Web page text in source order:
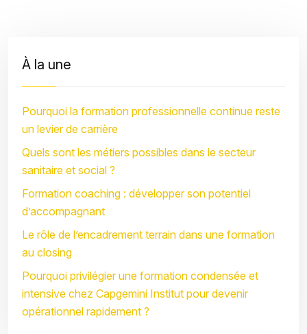
À la une
Pourquoi la formation professionnelle continue reste
un levier de carrière
Quels sont les métiers possibles dans le secteur
sanitaire et social ?
Formation coaching : développer son potentiel
d’accompagnant
Le rôle de l’encadrement terrain dans une formation
au closing
Pourquoi privilégier une formation condensée et
intensive chez Capgemini Institut pour devenir
opérationnel rapidement ?